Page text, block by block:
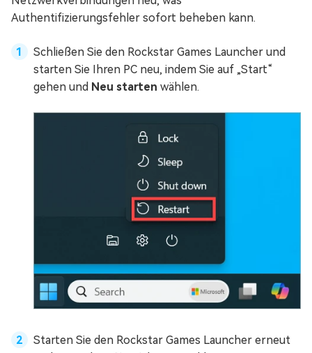
Authentifizierungsfehler sofort beheben kann.
Schließen Sie den Rockstar Games Launcher und
starten Sie Ihren PC neu, indem Sie auf „Start“
gehen und Neu starten wählen.
Starten Sie den Rockstar Games Launcher erneut